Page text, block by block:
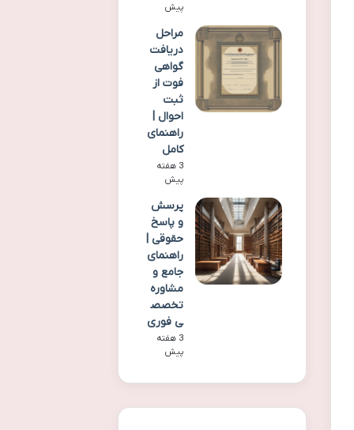
پیش
مراحل
دریافت
گواهی
فوت از
ثبت
احوال |
راهنمای
کامل
3 هفته
پیش
پرسش
و پاسخ
حقوقی |
راهنمای
جامع و
مشاوره
تخصص
ی فوری
3 هفته
پیش